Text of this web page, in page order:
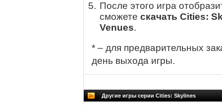
После этого игра
сможете скачать Cities:
Venues.
* – для предварительных
день выхода игры.
Другие игры серии Cities: Skylines